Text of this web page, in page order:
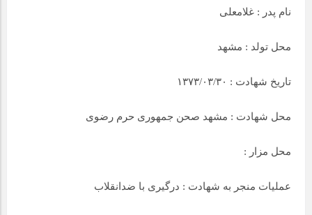
نام پدر : غلامعلی
محل تولد : مشهد
تاریخ شهادت : ۱۳۷۳/۰۳/۳۰
محل شهادت : مشهد صحن جمهوری حرم رضوی
محل مزار :
عملیات منجر به شهادت : درگیری با ضدانقلاب